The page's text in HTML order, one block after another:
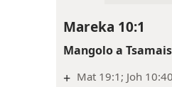
Mareka 10:1
Mangolo a
+ Mat 19:1; Joh 10:40